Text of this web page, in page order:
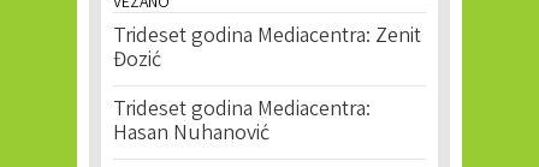
Trideset godina Mediacentra: Zenit
Đozić
Trideset godina Mediacentra:
Hasan Nuhanović